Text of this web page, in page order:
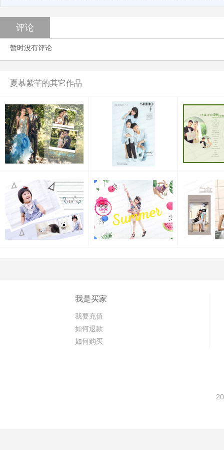
评论
暂时没有评论
夏慕紫芊的其它作品
我是买家
我要充值
如何退款
如何购买